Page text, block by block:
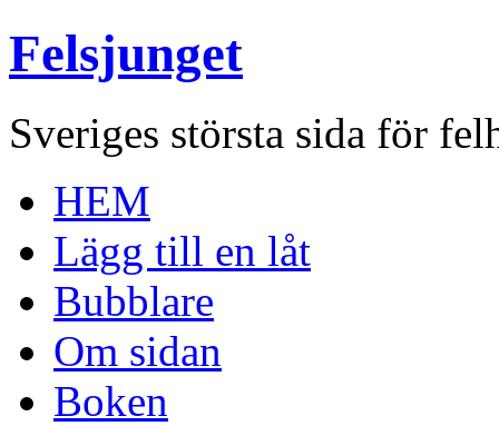
Felsjunget
Sveriges största sida för
HEM
Lägg till en låt
Bubblare
Om sidan
Boken